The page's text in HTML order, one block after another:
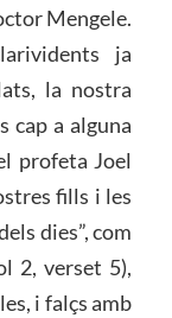
Mengele.
ja
la nostra
cap a alguna
profeta Joel
fills i les
dies”, com
2, verset 5),
i falçs amb